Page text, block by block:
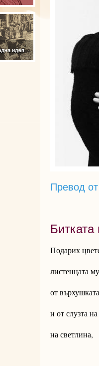
Превод
Битката
Подарих
листенцата му
от
и от слузта
на